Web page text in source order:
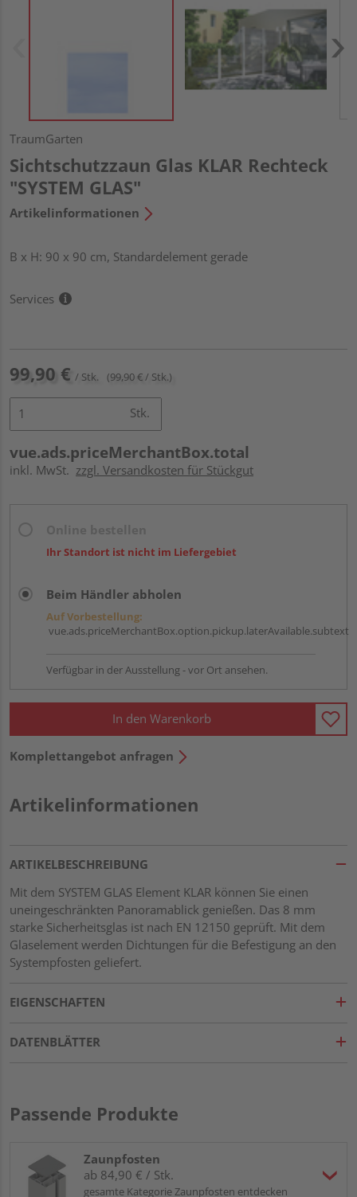
TraumGarten
Sichtschutzzaun Glas KLAR Rechteck
"SYSTEM GLAS"
Artikelinformationen
B x H: 90 x 90 cm, Standardelement gerade
Services
99,90 € / Stk. (99,90 € / Stk.)
Stk.
vue.ads.priceMerchantBox.total
inkl. MwSt. zzgl. Versandkosten für Stückgut
Ihr Standort ist nicht im Liefergebiet
Beim Händler abholen
Auf Vorbestellung:
vue.ads.priceMerchantBox.option.pickup.laterAvailable.subtext
Verfügbar in der Ausstellung - vor Ort ansehen.
In den Warenkorb
Komplettangebot anfragen
Artikelinformationen
ARTIKELBESCHREIBUNG
Mit dem SYSTEM GLAS Element KLAR können Sie einen
uneingeschränkten Panoramablick genießen. Das 8 mm
starke Sicherheitsglas ist nach EN 12150 geprüft. Mit dem
Glaselement werden Dichtungen für die Befestigung an den
Systempfosten geliefert.
EIGENSCHAFTEN
DATENBLÄTTER
Passende Produkte
Zaunpfosten
ab 84,90 € / Stk.
gesamte Kategorie Zaunpfosten entdecken